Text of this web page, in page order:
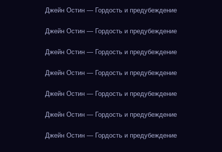
Джейн Остин — Гордость и предубеждение
Джейн Остин — Гордость и предубеждение
Джейн Остин — Гордость и предубеждение
Джейн Остин — Гордость и предубеждение
Джейн Остин — Гордость и предубеждение
Джейн Остин — Гордость и предубеждение
Джейн Остин — Гордость и предубеждение